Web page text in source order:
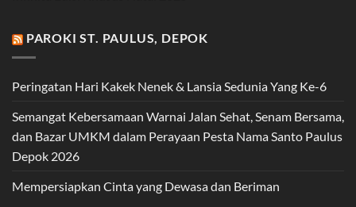
PAROKI ST. PAULUS, DEPOK
Peringatan Hari Kakek Nenek & Lansia Sedunia Yang Ke-6
Semangat Kebersamaan Warnai Jalan Sehat, Senam Bersama,
dan Bazar UMKM dalam Perayaan Pesta Nama Santo Paulus
Depok 2026
Mempersiapkan Cinta yang Dewasa dan Beriman